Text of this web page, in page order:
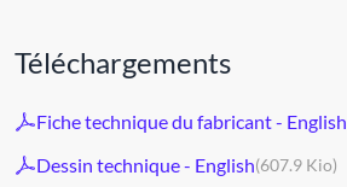
Téléchargements
Fiche technique du fabricant - English
Dessin technique - English(607.9 Kio)